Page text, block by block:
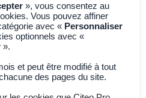
REP des
», vous consentez au
Vous pouvez affiner
avec « Personnaliser
optionnels avec «
».
et peut être modifié à tout
des pages du site.